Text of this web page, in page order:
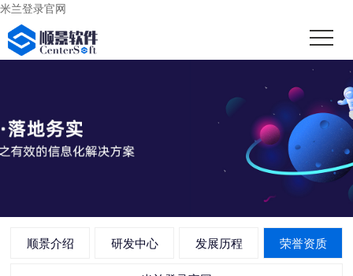
米兰登录官网
顺景介绍 研发中心 发展历程 荣誉资质